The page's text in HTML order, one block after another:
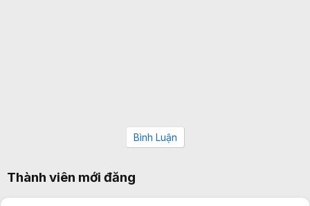
Bình Luận
Thành viên mới đăng